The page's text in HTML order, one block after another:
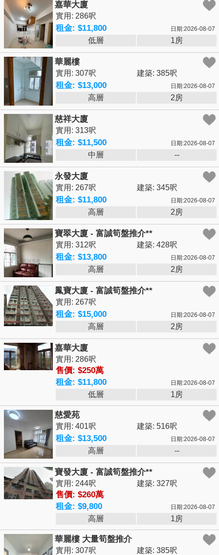
嘉華大廈
實用: 286呎
租金: $11,800 日期:2026-08-07
低層 1房
華麗樓
實用: 307呎 建築: 385呎
租金: $13,000 日期:2026-08-07
高層 2房
慈祥大廈
實用: 313呎
租金: $11,500 日期:2026-08-07
中層 --
永發大廈
實用: 267呎 建築: 345呎
租金: $11,800 日期:2026-08-07
高層 2房
寶翠大廈 - 富誠筍盤推介**
實用: 312呎 建築: 428呎
租金: $13,800 日期:2026-08-07
高層 2房
鳳寶大廈 - 富誠筍盤推介**
實用: 267呎
租金: $15,000 日期:2026-08-07
高層 2房
嘉華大廈
實用: 286呎
售價: $250萬
租金: $11,800
日期:2026-08-07
低層 1房
慈愛苑
實用: 401呎 建築: 516呎
租金: $13,500 日期:2026-08-07
高層 --
寶發大廈 - 富誠筍盤推介**
實用: 244呎 建築: 327呎
售價: $260萬
租金: $9,800
日期:2026-08-07
高層 1房
華麗樓 大量筍盤推介
實用: 307呎 建築: 385呎